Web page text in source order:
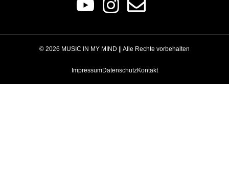
© 2026 MUSIC IN MY MIND || Alle Rechte vorbehalten
ImpressumDatenschutzKontakt